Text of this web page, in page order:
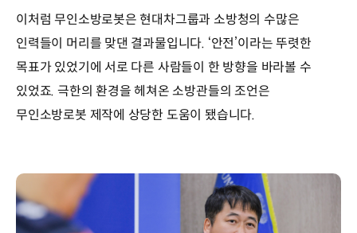
이처럼 무인소방로봇은 현대차그룹과 소방청의 수많은
인력들이 머리를 맞댄 결과물입니다. ‘안전’이라는 뚜렷한
목표가 있었기에 서로 다른 사람들이 한 방향을 바라볼 수
있었죠. 극한의 환경을 헤쳐온 소방관들의 조언은
무인소방로봇 제작에 상당한 도움이 됐습니다.